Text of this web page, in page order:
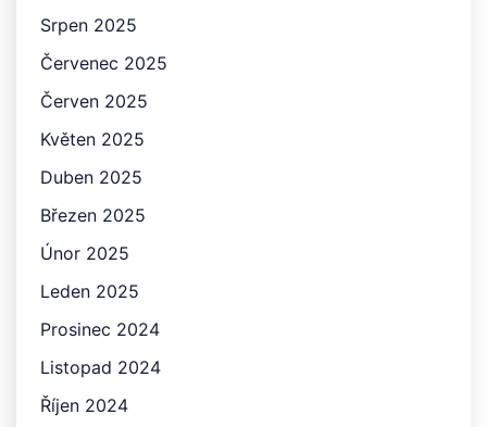
Srpen 2025
Červenec 2025
Červen 2025
Květen 2025
Duben 2025
Březen 2025
Únor 2025
Leden 2025
Prosinec 2024
Listopad 2024
Říjen 2024